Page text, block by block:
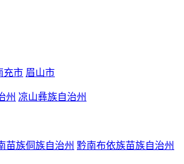
充市 眉山市
州 凉山彝族自治州
苗族侗族自治州 黔南布依族苗族自治州